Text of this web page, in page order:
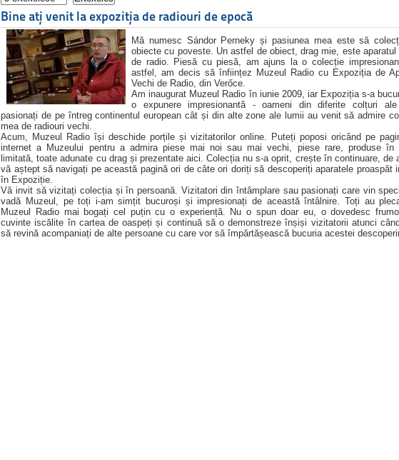
Bine ați venit la expoziția de radiouri de epocă
Mă numesc Sándor Perneky și pasiunea mea este să
obiecte cu poveste. Un astfel de obiect, drag mie, este aparatul
de radio. Piesă cu piesă, am ajuns la o colecție
astfel, am decis să înființez Muzeul Radio cu Expoziția de
Vechi de Radio, din Verőce.
Am inaugurat Muzeul Radio în iunie 2009, iar Expoziția s-a
o expunere impresionantă - oameni din diferite colțuri
pasionați de pe întreg continentul european cât și din alte zone ale lumii au venit să admire
mea de radiouri vechi.
Acum, Muzeul Radio își deschide porțile și vizitatorilor online. Puteți poposi oricând pe
internet a Muzeului pentru a admira piese mai noi sau mai vechi, piese rare, produse în
limitată, toate adunate cu drag și prezentate aici. Colecția nu s-a oprit, crește în continuare, de
vă aștept să navigați pe această pagină ori de câte ori doriți să descoperiți aparatele proaspăt
în Expoziție.
Vă invit să vizitați colecția și în persoană. Vizitatori din întâmplare sau pasionați care vin
vadă Muzeul, pe toți i-am simțit bucuroși și impresionați de această întâlnire. Toți au
Muzeul Radio mai bogați cel puțin cu o experiență. Nu o spun doar eu, o dovedesc
cuvinte iscălite în cartea de oaspeți și continuă să o demonstreze înșiși vizitatorii atunci
să revină acompaniați de alte persoane cu care vor să împărtășească bucuria acestei